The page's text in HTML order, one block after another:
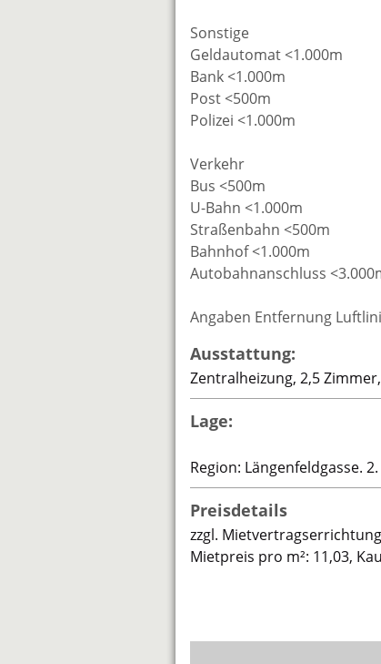
Sonstige
Geldautomat <1.000m
Bank <1.000m
Post <500m
Polizei <1.000m
Verkehr
Bus <500m
U-Bahn <1.000m
Straßenbahn <500m
Bahnhof <1.000m
Autobahnanschluss
Angaben Entfernung
Ausstattung:
Zentralheizung, 2,5
Lage:
Region: Längenfeldgasse.
Preisdetails
zzgl.
Mietpreis pro m²: 11,03,